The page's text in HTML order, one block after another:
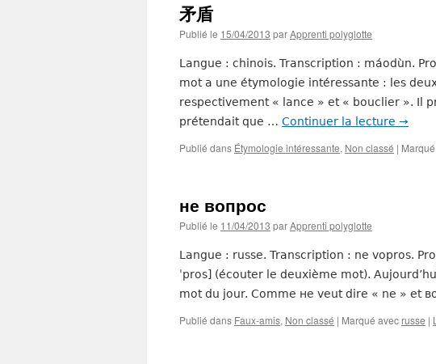
矛盾
Publié le 15/04/2013 parApprenti polyglotte
Langue : chinois. Transcription : máodùn.
mot a une étymologie intéressante : les
respectivement « lance » et « bouclier ». Il
prétendait que … Continuer la lecture →
Publié dans Étymologie intéressante, Non classé |
не вопрос
Publié le 11/04/2013 parApprenti polyglotte
Langue : russe. Transcription : ne vopros.
ˈpros] (écouter le deuxième mot).
mot du jour. Comme не veut dire « ne » et
Publié dans Faux-amis, Non classé | Marqué avec russe |